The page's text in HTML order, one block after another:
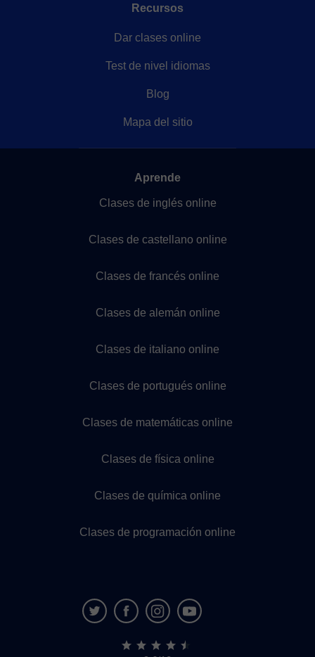
Recursos
Dar clases online
Test de nivel idiomas
Blog
Mapa del sitio
Aprende
Clases de inglés online
Clases de castellano online
Clases de francés online
Clases de alemán online
Clases de italiano online
Clases de portugués online
Clases de matemáticas online
Clases de física online
Clases de química online
Clases de programación online